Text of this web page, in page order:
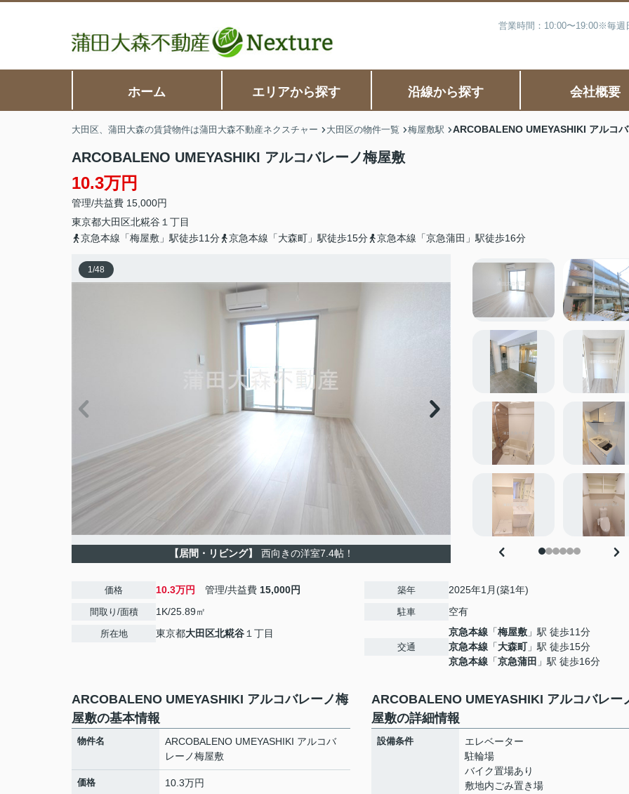
営業時間：10:00〜19:00※毎
ホーム エリアから探す 沿線から探す 会社概要
大田区、蒲田大森の賃貸物件は蒲田大森不動産ネクスチャー 大田区の物件一覧 梅屋敷駅 ARCOBALENO UMEYASHIKI アルコ
ARCOBALENO UMEYASHIKI アルコバレーノ梅屋敷
10.3万円
管理/共益費 15,000円
東京都大田区北糀谷 １丁目
京急本線「梅屋敷」駅徒歩11分
京急本線「大森町」駅徒歩15分 京急本線「京急蒲田」駅徒歩16分
1/48
【居間・リビング】 西向きの洋室7.4帖！
価格 10.3万円 管理/共益費 15,000円
間取り/面積 1K/25.89㎡
所在地 東京都大田区北糀谷 １丁目
築年 2025年1月(築1年)
駐車 空有
交通
京急本線 「梅屋敷 」駅 徒歩11分
京急本線 「大森町」駅 徒歩15分
京急本線 「京急蒲田 」駅 徒歩16分
ARCOBALENO UMEYASHIKI アルコバレーノ梅
屋敷の基本情報
物件名
ARCOBALENO UMEYASHIKI アルコバ
レーノ梅屋敷
価格 10.3万円
ARCOBALENO UMEYASHIKI アルコバレー
屋敷の詳細情報
設備条件
エレベーター
駐輪場
バイク置場あり
敷地内ごみ置き場